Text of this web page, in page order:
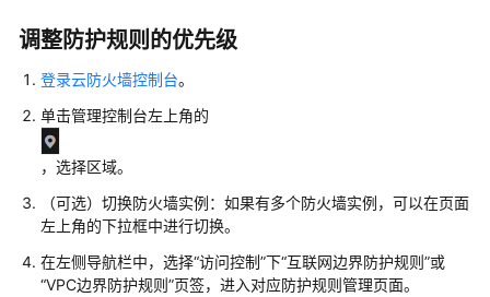
户
指
南
建
用
户
组
调整防护规则的优先级
登录云防火墙控制台。
单击管理控制台左上角的
，选择区域。
（可选）切换防火墙实例：如果有多个防火墙实例，可以在页面
左上角的下拉框中进行切换。
在左侧导航栏中，选择“访问控制”下“互联网边界防护规则”或
“VPC边界防护规则”页签，进入对应防护规则管理页面。